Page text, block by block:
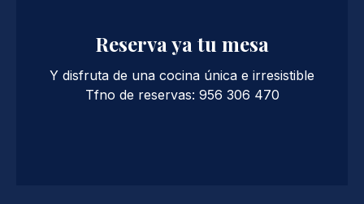
Reserva ya tu mesa
Y disfruta de una cocina única e irresistible
Tfno de reservas: 956 306 470